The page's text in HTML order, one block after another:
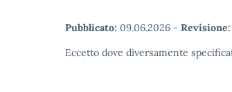
Pubblicato: 09.06.2026 - Revisione:
Eccetto dove diversamente